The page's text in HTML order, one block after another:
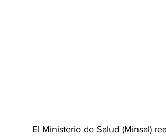
El Ministerio de Salud (Minsal)